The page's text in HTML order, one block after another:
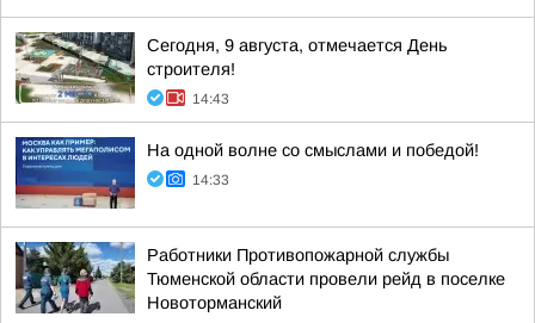
Сегодня, 9 августа, отмечается День
строителя!
14:43
На одной волне со смыслами и победой!
14:33
Работники Противопожарной службы
Тюменской области провели рейд в поселке
Новоторманский